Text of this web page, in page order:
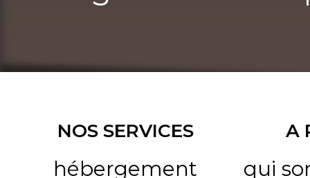
NOS SERVICES
hébergement
A
qui